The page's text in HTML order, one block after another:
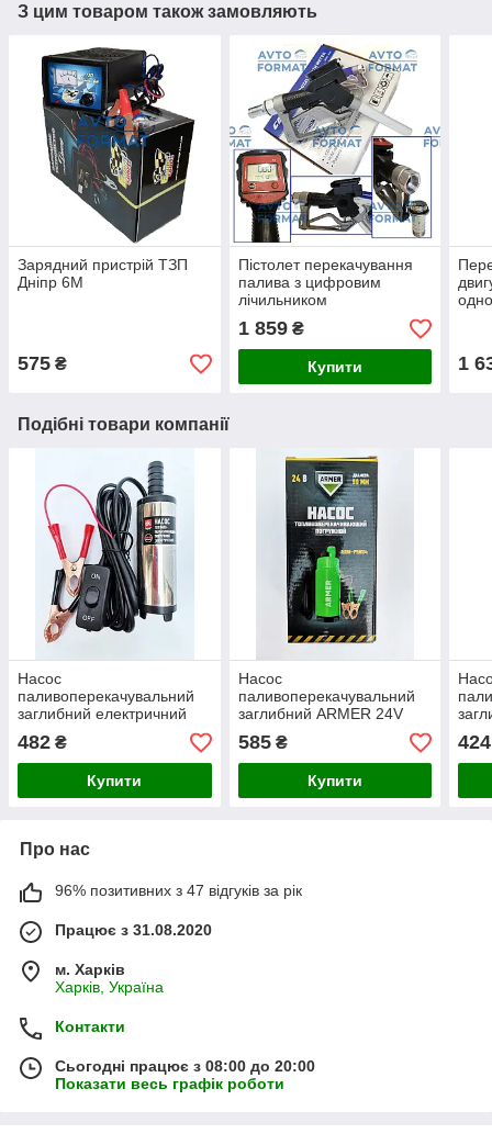
З цим товаром також замовляють
Зарядний пристрій ТЗП
Дніпр 6М
575 ₴
Пістолет перекачування
палива з цифровим
лічильником
1 859₴
Купити 1
Подібні товари компанії
Насос
паливоперекачувальний
заглибний електричний
482 ₴
Купити
Насос
паливоперекачувальний
заглибний ARMER 24V
585₴
Купити
424
Про нас
96% позитивних з 47 відгуків за рік
Працює з 31.08.2020
м. Харків
Харків, Україна
Контакти
Сьогодні працює з 08:00 до 20:00
Показати весь графік роботи